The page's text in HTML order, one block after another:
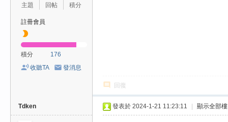
主題
回帖
積分
註冊會員
積分
176
收聽TA
發消息
回復
Tdken 發表於 2024-1-21 11:23:11 顯示全部